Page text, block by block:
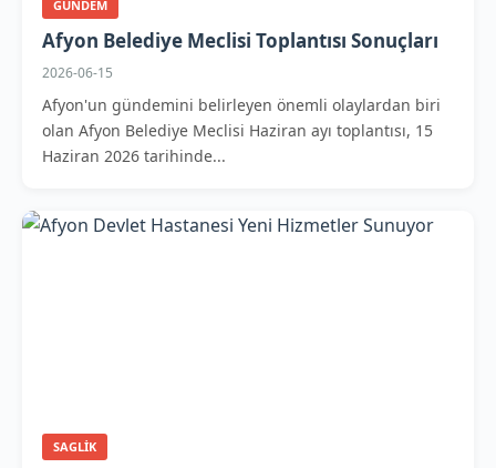
GUNDEM
Afyon Belediye Meclisi Toplantısı Sonuçları
2026-06-15
Afyon'un gündemini belirleyen önemli olaylardan biri
olan Afyon Belediye Meclisi Haziran ayı toplantısı, 15
Haziran 2026 tarihinde...
SAGLIK